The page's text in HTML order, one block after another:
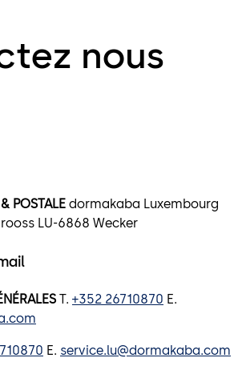
nous
POSTALE dormakaba Luxembourg
LU-6868 Wecker
T. +352 26710870 E.
E. service.lu@dormakaba.com